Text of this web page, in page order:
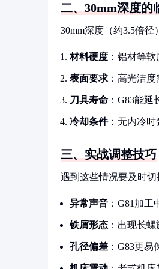
二、30mm深度的
30mm深度（约3.5倍径
材料硬度 ：铝材等
表面要求 ：高光洁
刀具寿命 ：G83能延
冷却条件：无内冷时
三、实战调整技巧
遇到这些情况要及时切
异常声音 ：G81加
铁屑形态 ：出现长
孔径偏差 ：G83更